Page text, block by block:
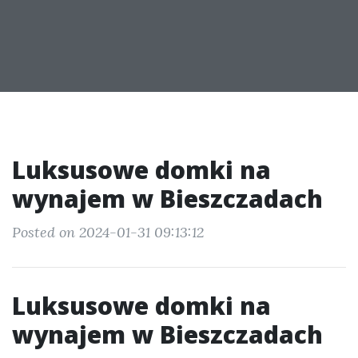
Luksusowe domki na
wynajem w Bieszczadach
Posted on 2024-01-31 09:13:12
Luksusowe domki na
wynajem w Bieszczadach